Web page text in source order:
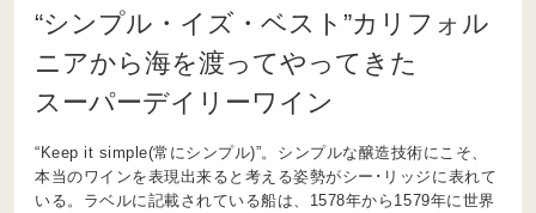
“シンプル・イズ・ベスト”カリフォル
ニアから海を渡ってやってきた
スーパーデイリーワイン
“Keep it simple(常にシンプル)”。シンプルな醸造技術にこそ、
本当のワインを表現出来ると考える姿勢がシー･リッジに表れて
いる。ラベルに記載されている船は、1578年から1579年に世界